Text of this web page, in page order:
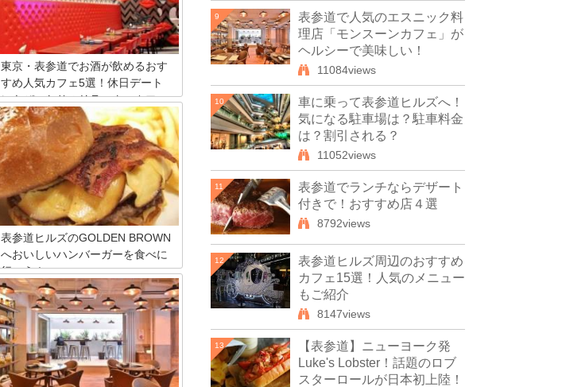
東京・表参道でお酒が飲めるおす
すめ人気カフェ5選！休日デート
にもぴったりのリラックスカフェ
へ
おしゃれな街の代表とも言える東京・表
参道。このエリアにはご存じ、たくさん
のカフェが存在します。休日に立ち寄り
たくなるような可愛いカフェもたくさ
ん！今回はその中でもお酒が飲める表参
道のカフェをピックアップします。
表参道ヒルズのGOLDEN BROWN
へおいしいハンバーガーを食べに
行こう！
2009年にオープンした表参道ヒルズ3階
にあるハンバーガーレストラン、
GOLDEN BROWN（ゴールデンブラウ
ン）。変わらず人気のこのハンバーガー
屋さんの魅力を徹底解剖します！
9
表参道で人気のエスニック料
理店「モンスーンカフェ」が
ヘルシーで美味しい！
11084views
10
車に乗って表参道ヒルズへ！
気になる駐車場は？駐車料金
は？割引される？
11052views
11
表参道でランチならデザート
付きで！おすすめ店４選
8792views
12
表参道ヒルズ周辺のおすすめ
カフェ15選！人気のメニュー
もご紹介
8147views
13
【表参道】ニューヨーク発
Luke's Lobster！話題のロブ
スターロールが日本初上陸！